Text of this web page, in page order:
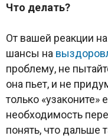
Что делать?
От вашей реакции
шансы на
проблему, не
она пьет, и не
только «узаконите»
необходимость
понять, что дальше